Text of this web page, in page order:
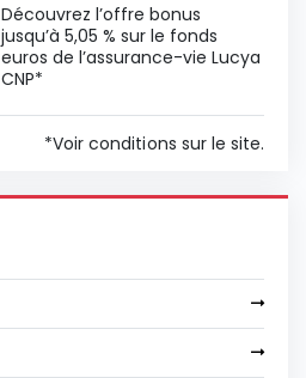
Découvrez l’offre bonus
jusqu’à 5,05 % sur le fonds
euros de l’assurance-vie Lucya
CNP*
*Voir conditions sur le site.